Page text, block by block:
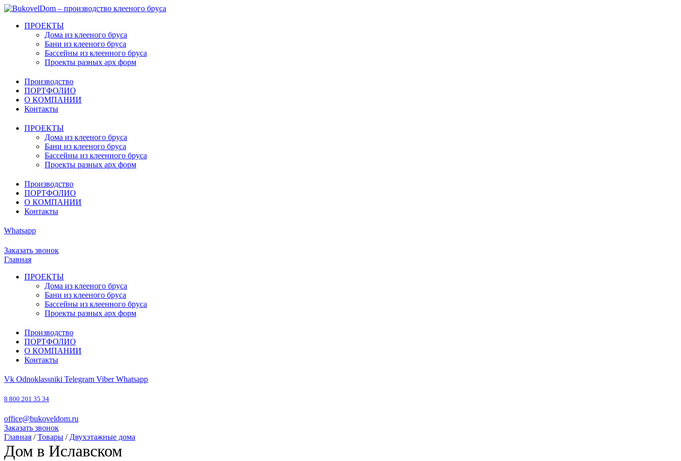
Перейти
содержимому
ПРОЕКТЫ
Дома из клееного бруса
Бани из клееного бруса
Бассейны из клеенного бруса
Проекты разных арх форм
Производство
ПОРТФОЛИО
О КОМПАНИИ
Контакты
ПРОЕКТЫ
Дома из клееного бруса
Бани из клееного бруса
Бассейны из клеенного бруса
Проекты разных арх форм
Производство
ПОРТФОЛИО
О КОМПАНИИ
Контакты
Whatsapp
Заказать звонок
Главная
ПРОЕКТЫ
Дома из клееного бруса
Бани из клееного бруса
Бассейны из клеенного бруса
Проекты разных арх форм
Производство
ПОРТФОЛИО
О КОМПАНИИ
Контакты
Vk Odnoklassniki Telegram Viber Whatsapp
8 800 201 35 34
office@bukoveldom.ru
Заказать звонок
Главная /Товары / Двухэтажные дома
Дом в Иславском